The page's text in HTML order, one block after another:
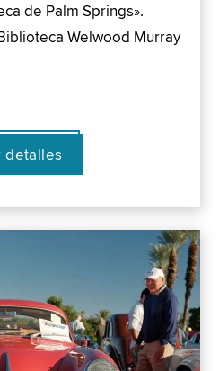
de Palm Springs».
Welwood Murray
detalles